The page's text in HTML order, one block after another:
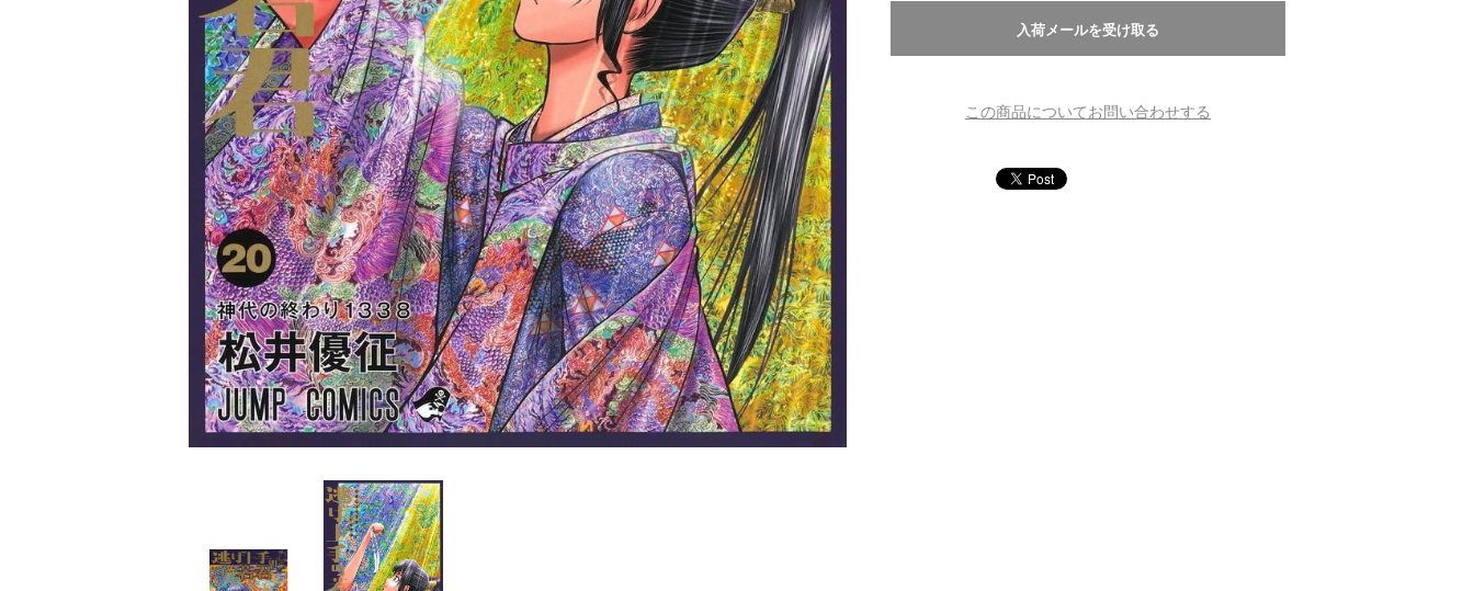
書店
広島 蔦屋
この商品についてお問い合わせする